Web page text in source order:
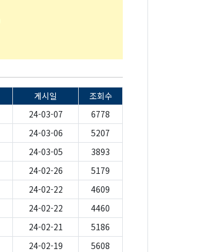
게시일
조회수
24-03-07
6778
24-03-06
5207
24-03-05
3893
24-02-26
5179
24-02-22
4609
24-02-22
4460
24-02-21
5186
24-02-19
5608